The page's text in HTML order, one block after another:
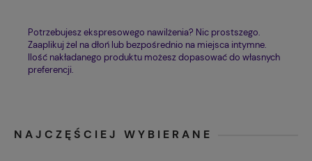
Potrzebujesz ekspresowego nawilżenia? Nic prostszego.
Zaaplikuj żel na dłoń lub bezpośrednio na miejsca intymne.
Ilość nakładanego produktu możesz dopasować do własnych
preferencji.
NAJCZĘŚCIEJ WYBIERANE